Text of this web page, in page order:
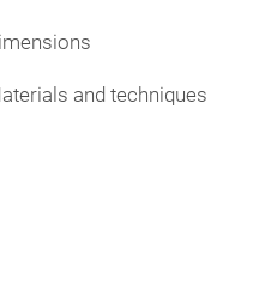
and techniques